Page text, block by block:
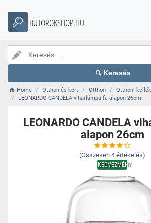
BUTOROKSHOP.HU
Keresés
Home Otthon és kert Otthon Otthoni kellék
LEONARDO CANDELA viharlámpa fa alapon 26cm
LEONARDO CANDELA
alapon 26cm
(Összesen 4 értékelés)
KEDVEZMÉNY